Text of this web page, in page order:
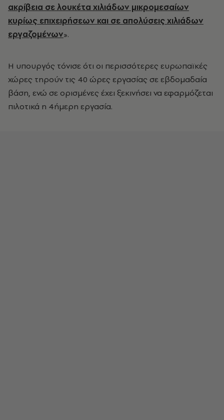
ακρίβεια σε λουκέτα χιλιάδων μικρομεσαίων
κυρίως επιχειρήσεων και σε απολύσεις χιλιάδων
εργαζομένων».
Η υπουργός τόνισε ότι οι περισσότερες ευρωπαϊκές
χώρες τηρούν τις 40 ώρες εργασίας σε εβδομαδαία
βάση, ενώ σε ορισμένες έχει ξεκινήσει να εφαρμόζεται
πιλοτικά η 4ήμερη εργασία.